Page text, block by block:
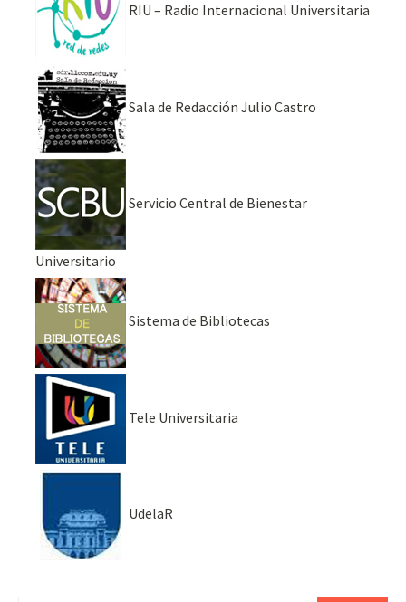
RIU – Radio Internacional Universitaria
Sala de Redacción Julio Castro
Servicio Central de Bienestar
Universitario
Sistema de Bibliotecas
Tele Universitaria
UdelaR